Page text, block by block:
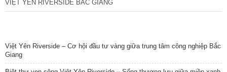
VIỆT YÊN RIVERSIDE BẮC GIANG
Việt Yên Riverside – Cơ hội đầu tư vàng giữa trung tâm công nghiệp Bắc
Giang